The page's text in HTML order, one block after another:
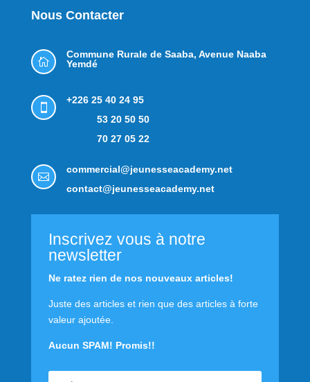
Nous Contacter

Commune Rurale de Saaba, Avenue Naaba
Yemdé

+226 25 40 24 95
53 20 50 50
70 27 05 22

commercial@jeunesseacademy.net
contact@jeunesseacademy.net
Inscrivez vous à notre
newsletter
Ne ratez rien de nos nouveaux articles!
Juste des articles et rien que des articles à forte
valeur ajoutée.
Aucun SPAM! Promis!!